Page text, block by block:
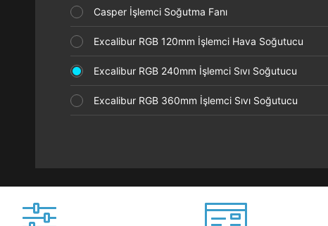
Casper İşlemci Soğutma Fanı
Excalibur RGB 120mm İşlemci Hava Soğutucu
Excalibur RGB 240mm İşlemci Sıvı Soğutucu
Excalibur RGB 360mm İşlemci Sıvı Soğutucu